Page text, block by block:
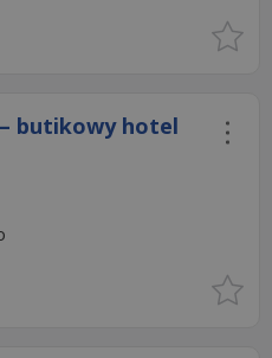
butikowy hotel